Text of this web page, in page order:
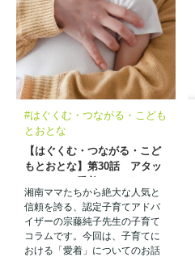
#はぐくむ・つながる・こども
とおとな
【はぐくむ・つながる・こど
もとおとな】第30話 アタッ
チメント（愛着）ってなに？
湘南ママたちから絶大な人気と
信頼を誇る、認定子育てアドバ
イザーの宗藤純子先生の子育て
コラムです。今回は、子育てに
おける「愛着」についてのお話